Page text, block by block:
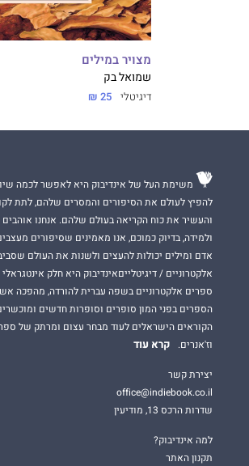
מצויר במילים
שמואל בק
דיגיטלי 25 ₪
משימת העל של אינדיבוק היא לאפשר לכמה
להפיץ לעולם את הסיפורים והמסרים שלהם, לתת
והעשיר את כוח הקריאה בעולם שלהם. אנחנו
ולמידה, בדיוק כמוכם, אנו מאמינים שסיפורים
אדם ומילים יכולות להעצים ולשנות את העולם
אלקטרוניים / דיגיטלייםאינדיבוק היא חלק
ספרים אלקטרוניים בשפה עברית להורדה, מהפכה
הספרים בפני המון סופרים וסופרות חדשים
הקוראים הישראלים לעוד מבחר עצום ומרתק של
וז'אנרים.
קרא עוד
יצירת קשר
office@indiebook.co.il
שדרות הרכס 13, מודיעין
למה אינדיבוק?
תקנון האתר